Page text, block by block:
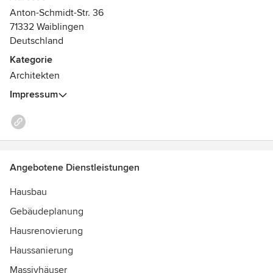
Dipl. Ing. Architekt und Städteplaner Marc-Oliver Schippert
Universität Stuttgart
Anton-Schmidt-Str. 36
71332 Waiblingen
Deutschland
Kategorie
Architekten
Impressum
Angebotene Dienstleistungen
Hausbau
Gebäudeplanung
Hausrenovierung
Haussanierung
Massivhäuser